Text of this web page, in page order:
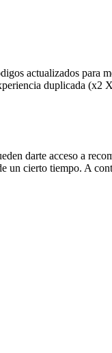
actualizados para
duplicada (x2
darte acceso a
un cierto tiempo. A